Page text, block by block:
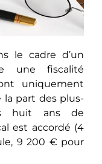
le cadre d’un
une fiscalité
uniquement
la part des plus-
huit ans de
est accordé (4
9 200 € pour